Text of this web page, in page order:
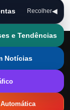
não ser
digitais de
Recolher◀
e Tendências
Notícias